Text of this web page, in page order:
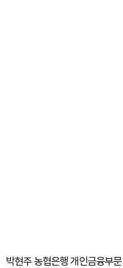
박현주 농협은행 개인금융부